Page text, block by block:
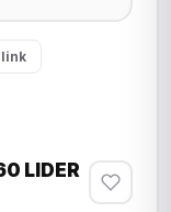
LIDER